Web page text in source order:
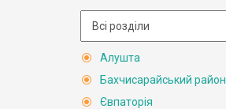
Алушта
Бахчисарайський район
Євпаторія